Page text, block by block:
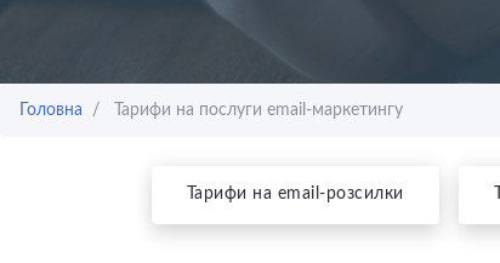
Головна Тарифи на послуги email-маркетингу
Тарифи на email-розсилки